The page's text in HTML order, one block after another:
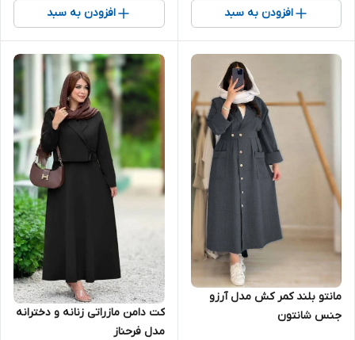
افزودن به سبد افزودن به سبد
مانتو بلند کمر کش مدل آرزو
جنس شانتون
کت دامن مازراتی زنانه و دخترانه
مدل فرحناز